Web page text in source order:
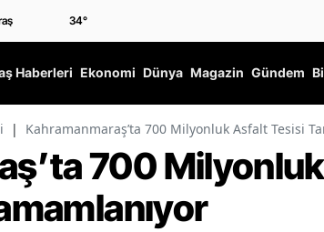
34°
Haberleri Ekonomi Dünya Magazin Gündem
| Kahramanmaraş’ta 700 Milyonluk Asfalt Tesisi
700 Milyonluk